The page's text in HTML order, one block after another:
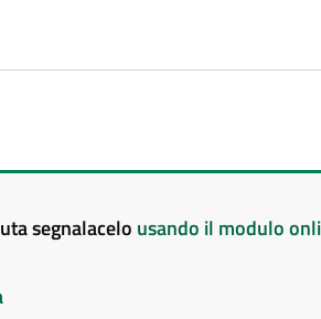
segnalacelo usando il modulo